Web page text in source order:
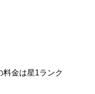
料金は星1ランク